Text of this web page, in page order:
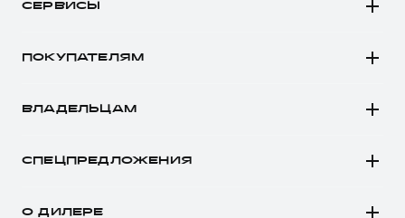
СЕРВИСЫ
ПОКУПАТЕЛЯМ
Конфигуратор HAVAL
Программа «HAVAL Защита+»
ВЛАДЕЛЬЦАМ
Запись на сервис
СПЕЦПРЕДЛОЖЕНИЯ
О ДИЛЕРЕ